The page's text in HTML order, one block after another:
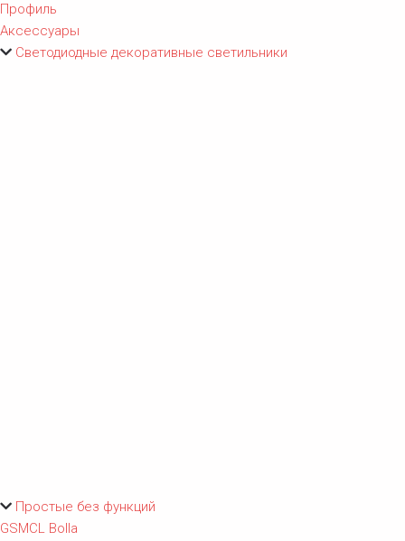
Профиль
Аксессуары
Светодиодные декоративные светильники
Простые без функций
GSMCL Bolla